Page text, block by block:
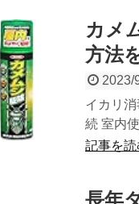
カメ
方法
2023/
イカリ
続 室内
記事を読